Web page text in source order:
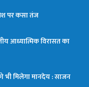
पर कसा तंज
आध्यात्मिक विरासत का
भी मिलेगा मानदेय : साजन